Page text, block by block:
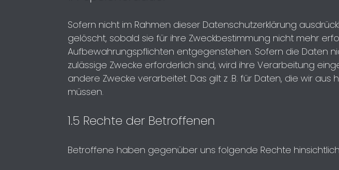
Sofern nicht im Rahmen dieser Datenschutzerklärung
gelöscht, sobald sie für ihre Zweckbestimmung nicht mehr
Aufbewahrungspflichten entgegenstehen. Sofern die Daten
zulässige Zwecke erforderlich sind, wird ihre Verarbeitung
andere Zwecke verarbeitet. Das gilt z .B. für Daten, die wir
müssen.
1.5 Rechte der Betroffenen
Betroffene haben gegenüber uns folgende Rechte